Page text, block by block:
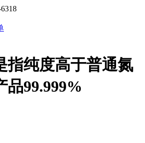
指纯度高于普通氮
品99.999%